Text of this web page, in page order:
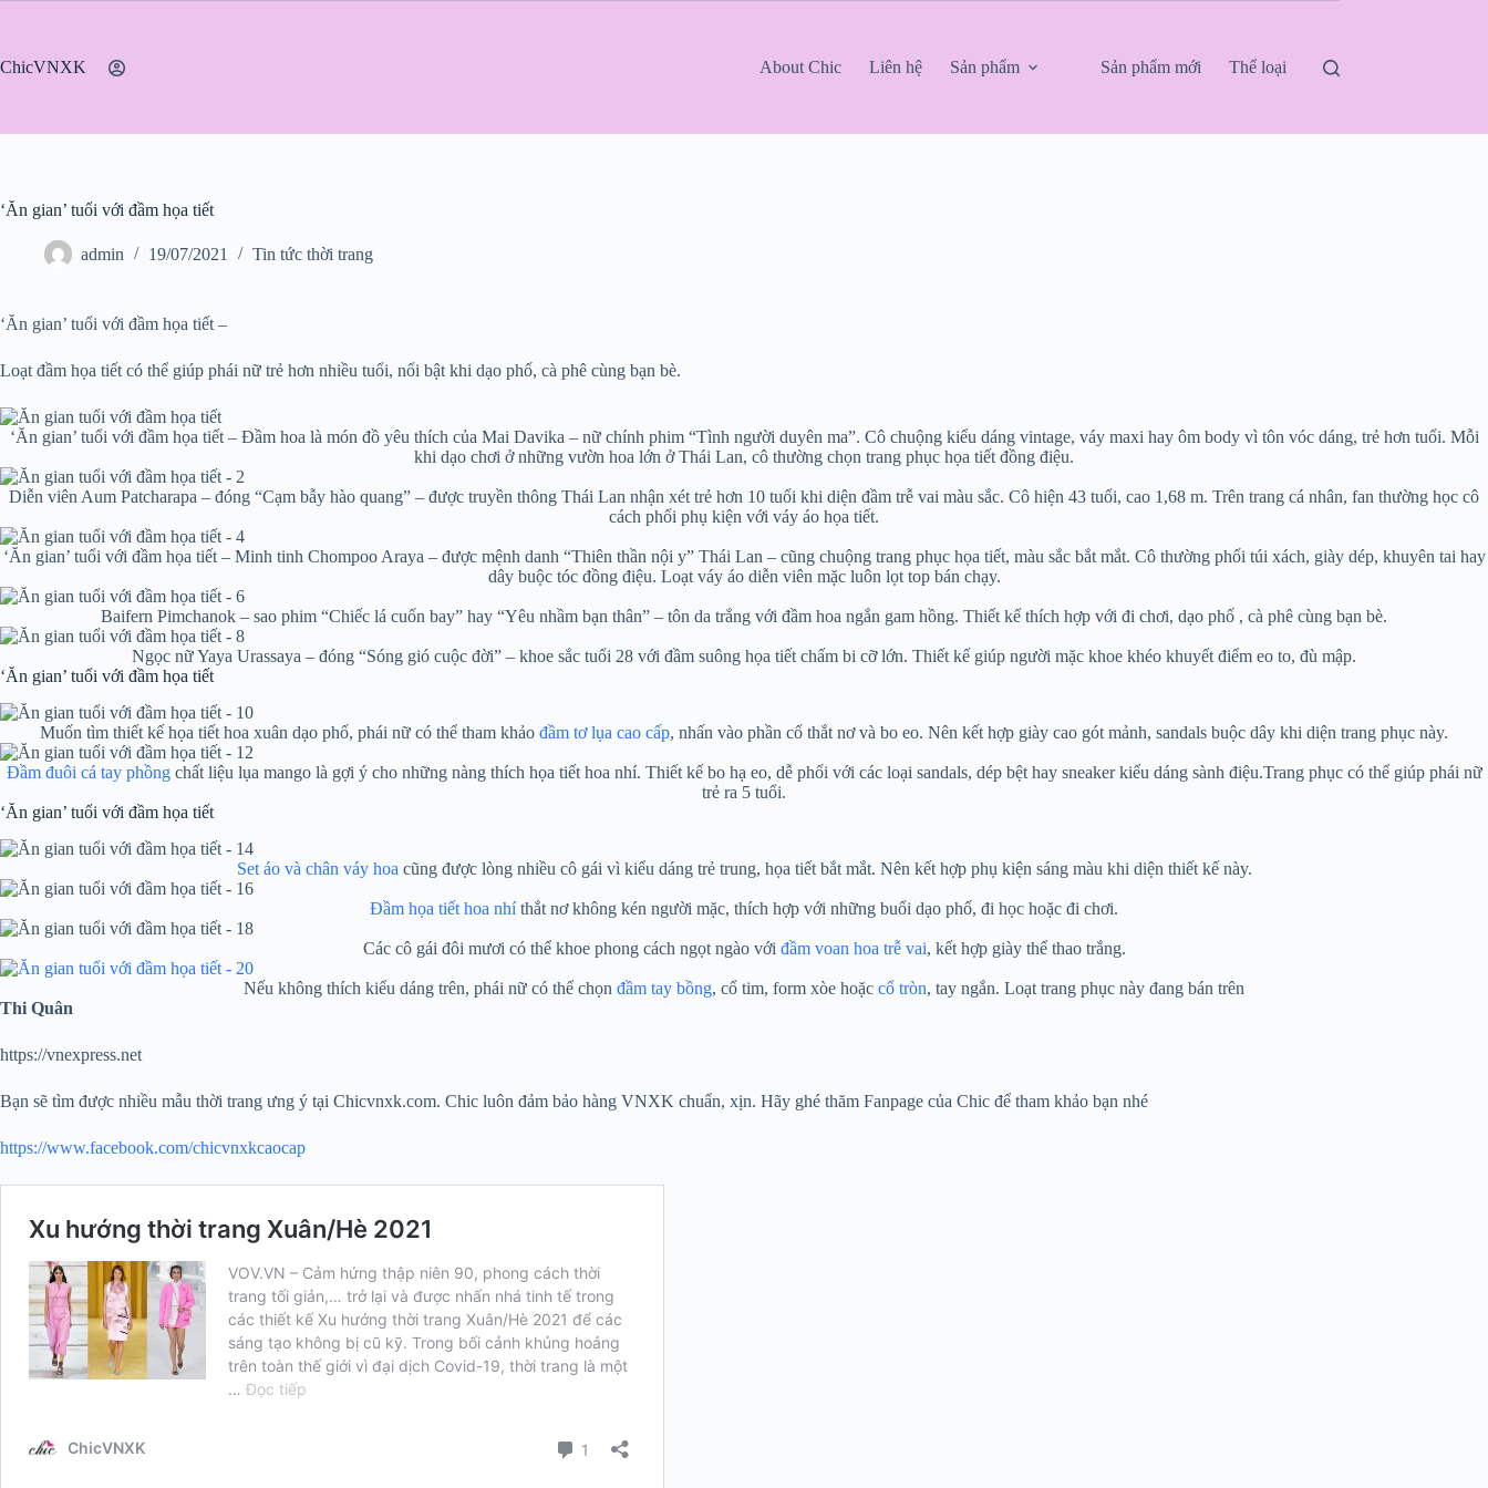
nội
ChicVNXK About Chic Liên hệ Sản phẩm Sản phẩm mới Thể loại
‘Ăn gian’ tuổi với đầm họa tiết
admin 19/07/2021 Tin tức thời trang
‘Ăn gian’ tuổi với đầm họa tiết –
Loạt đầm họa tiết có thể giúp phái nữ trẻ hơn nhiều tuổi, nổi bật khi dạo phố, cà phê cùng bạn bè.
‘Ăn gian’ tuổi với đầm họa tiết – Đầm hoa là món đồ yêu thích của Mai Davika – nữ chính phim “Tình người duyên ma”. Cô chuộng kiểu dáng vintage, váy maxi hay ôm body vì tôn vóc dáng, trẻ hơn tuổi. Mỗi
khi dạo chơi ở những vườn hoa lớn ở Thái Lan, cô thường chọn trang phục họa tiết đồng điệu.
Diễn viên Aum Patcharapa – đóng “Cạm bẫy hào quang” – được truyền thông Thái Lan nhận xét trẻ hơn 10 tuổi khi diện đầm trễ vai màu sắc. Cô hiện 43 tuổi, cao 1,68 m. Trên trang cá nhân, fan thường học cô
cách phối phụ kiện với váy áo họa tiết.
‘Ăn gian’ tuổi với đầm họa tiết – Minh tinh Chompoo Araya – được mệnh danh “Thiên thần nội y” Thái Lan – cũng chuộng trang phục họa tiết, màu sắc bắt mắt. Cô thường phối túi xách, giày dép, khuyên tai hay
dây buộc tóc đồng điệu. Loạt váy áo diễn viên mặc luôn lọt top bán chạy.
Baifern Pimchanok – sao phim “Chiếc lá cuốn bay” hay “Yêu nhầm bạn thân” – tôn da trắng với đầm hoa ngắn gam hồng. Thiết kế thích hợp với đi chơi, dạo phố , cà phê cùng bạn bè.
Ngọc nữ Yaya Urassaya – đóng “Sóng gió cuộc đời” – khoe sắc tuổi 28 với đầm suông họa tiết chấm bi cỡ lớn. Thiết kế giúp người mặc khoe khéo khuyết điểm eo to, đù mập.
‘Ăn gian’ tuổi với đầm họa tiết
Muốn tìm thiết kế họa tiết hoa xuân dạo phố, phái nữ có thể tham khảo đầm tơ lụa cao cấp, nhấn vào phần cổ thắt nơ và bo eo. Nên kết hợp giày cao gót mảnh, sandals buộc dây khi diện trang phục này.
Đầm đuôi cá tay phồngchất liệu lụa mango là gợi ý cho những nàng thích họa tiết hoa nhí. Thiết kế bo hạ eo, dễ phối với các loại sandals, dép bệt hay sneaker kiểu dáng sành điệu.Trang phục có thể giúp phái nữ
trẻ ra 5 tuổi.
‘Ăn gian’ tuổi với đầm họa tiết
Set áo và chân váy hoa cũng được lòng nhiều cô gái vì kiểu dáng trẻ trung, họa tiết bắt mắt. Nên kết hợp phụ kiện sáng màu khi diện thiết kế này.
Đầm họa tiết hoa nhíthắt nơ không kén người mặc, thích hợp với những buổi dạo phố, đi học hoặc đi chơi.
Các cô gái đôi mươi có thể khoe phong cách ngọt ngào với đầm voan hoa trễ vai, kết hợp giày thể thao trắng.
Nếu không thích kiểu dáng trên, phái nữ có thể chọn đầm tay bồng, cổ tim, form xòe hoặc cổ tròn, tay ngắn. Loạt trang phục này đang bán trên
Thi Quân
https://vnexpress.net
Bạn sẽ tìm được nhiều mẫu thời trang ưng ý tại Chicvnxk.com. Chic luôn đảm bảo hàng VNXK chuẩn, xịn. Hãy ghé thăm Fanpage của Chic để tham khảo bạn nhé
https://www.facebook.com/chicvnxkcaocap